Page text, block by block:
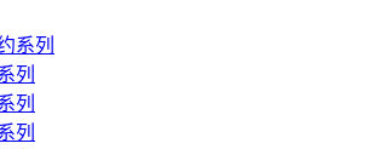
系列
列
列
列